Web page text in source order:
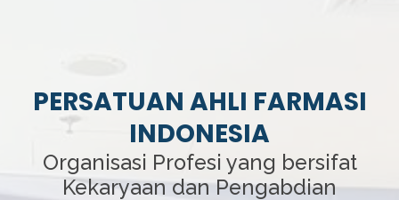
PERSATUAN AHLI FARMASI
INDONESIA
Organisasi Profesi yang bersifat
Kekaryaan dan Pengabdian